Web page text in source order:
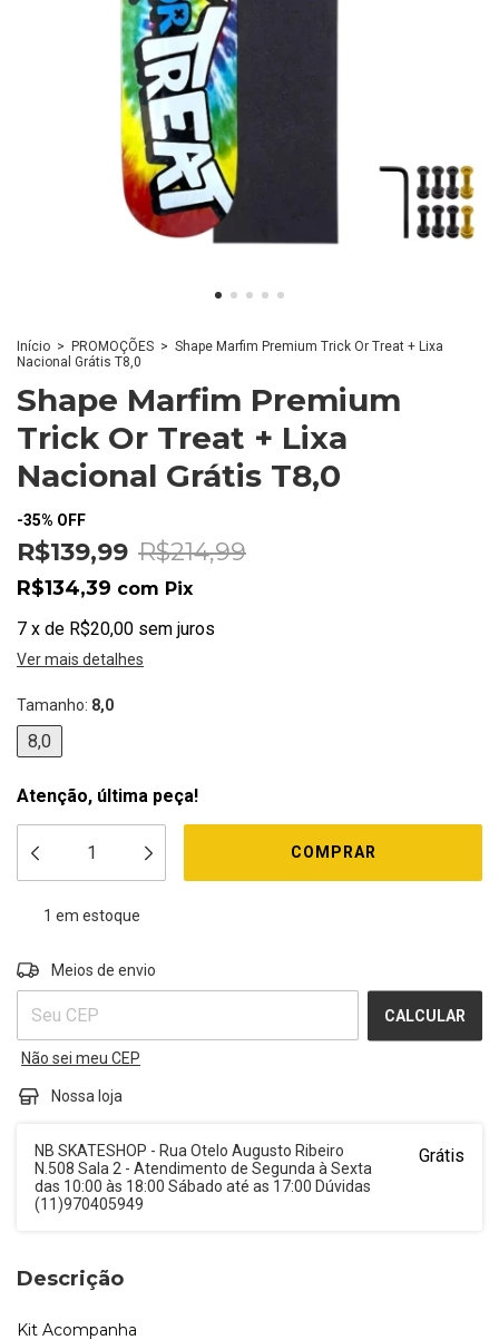
Início > PROMOÇÕES > Shape Marfim Premium Trick Or Treat + Lixa
Nacional Grátis T8,0
Shape Marfim Premium
Trick Or Treat + Lixa
Nacional Grátis T8,0
-35% OFF
R$139,99 R$214,99
R$134,39 com Pix
7 x de R$20,00 sem juros
Ver mais detalhes
Tamanho: 8,0
8,0
Atenção, última peça!
1 em estoque
Entregas para o CEP:
Meios de envio
CALCULAR
Não sei meu CEP
Nossa loja
NB SKATESHOP - Rua Otelo Augusto Ribeiro
N.508 Sala 2 - Atendimento de Segunda à Sexta
das 10:00 às 18:00 Sábado até as 17:00 Dúvidas
(11)970405949
Grátis
Descrição
Kit Acompanha